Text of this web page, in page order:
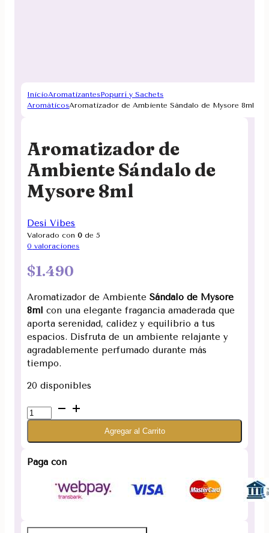
InicioAromatizantesPopurrí y Sachets
AromáticosAromatizador de Ambiente Sándalo de Mysore 8ml
Aromatizador de
Ambiente Sándalo de
Mysore 8ml
Desi Vibes
Valorado con0 de 5
0 valoraciones
$1.490
Aromatizador de AmbienteSándalo de Mysore
8ml con una elegante fragancia amaderada que
aporta serenidad, calidez y equilibrio a tus
espacios. Disfruta de un ambiente relajante y
agradablemente perfumado durante más
tiempo.
20 disponibles
Aromatizador
de
de
cantidad
Agregar al Carrito
Paga con